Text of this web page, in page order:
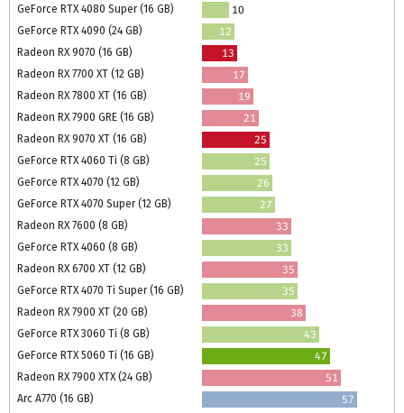
GeForce RTX 4080 Super (16 GB)
10
GeForce RTX 4090 (24 GB)
12
Radeon RX 9070 (16 GB)
13
Radeon RX 7700 XT (12 GB)
17
Radeon RX 7800 XT (16 GB)
19
Radeon RX 7900 GRE (16 GB)
21
Radeon RX 9070 XT (16 GB)
25
GeForce RTX 4060 Ti (8 GB)
25
GeForce RTX 4070 (12 GB)
26
GeForce RTX 4070 Super (12 GB)
27
Radeon RX 7600 (8 GB)
33
GeForce RTX 4060 (8 GB)
33
Radeon RX 6700 XT (12 GB)
35
GeForce RTX 4070 Ti Super (16 GB)
35
Radeon RX 7900 XT (20 GB)
38
GeForce RTX 3060 Ti (8 GB)
43
GeForce RTX 5060 Ti (16 GB)
47
Radeon RX 7900 XTX (24 GB)
51
Arc A770 (16 GB)
57